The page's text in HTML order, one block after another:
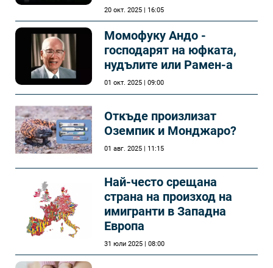
20 окт. 2025 | 16:05
Момофуку Андо -
господарят на юфката,
нудълите или Рамен-а
01 окт. 2025 | 09:00
Откъде произлизат
Оземпик и Монджаро?
01 авг. 2025 | 11:15
Най-често срещана
страна на произход на
имигранти в Западна
Европа
31 юли 2025 | 08:00